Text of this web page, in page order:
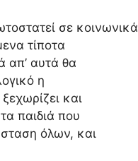
σε κοινωνικά
τίποτα
απ’ αυτά θα
η
και
παιδιά που
όλων, και